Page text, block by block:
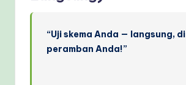
“Uji skema Anda — langsung, di
peramban Anda!”